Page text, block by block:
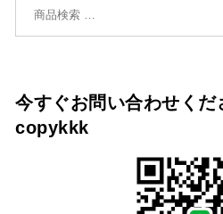
今すぐお問い合わせくだ
copykkk